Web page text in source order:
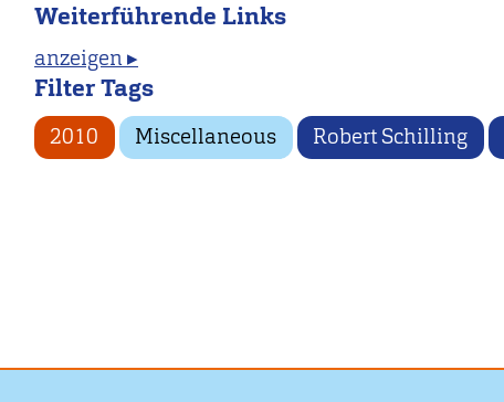
Weiterführende Links
anzeigen ▸
Filter Tags
2010 Miscellaneous Robert Schilling